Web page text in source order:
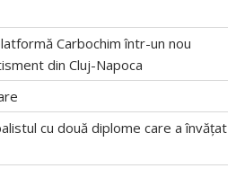
Carbochim într-un nou
din Cluj-Napoca
cu două diplome care a învățat